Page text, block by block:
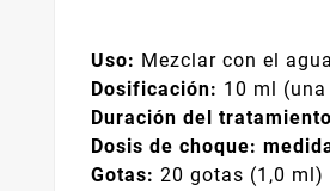
Uso: Mezclar con el
Dosificación: 10 ml
Duración del
Dosis de choque:
Gotas: 20 gotas (1,0 ml)